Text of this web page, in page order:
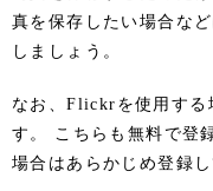
真を保存したい場合な
しましょう。
なお、Flickrを使用する
す。 こちらも無料で登
場合はあらかじめ登録